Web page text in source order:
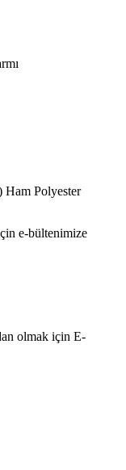
Polyester
e-bültenimize
olmak için E-